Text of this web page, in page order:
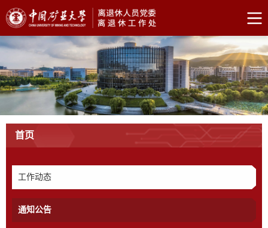
首页
工作动态
通知公告